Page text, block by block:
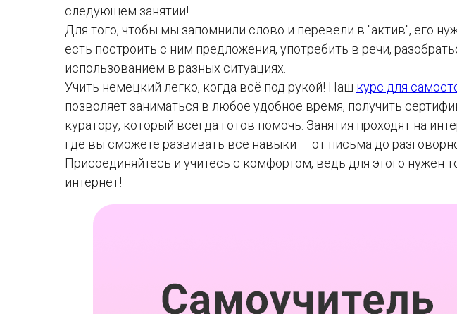
следующем занятии!
Для того, чтобы мы запомнили слово и перевели в "актив", его
есть построить с ним предложения, употребить в речи,
использованием в разных ситуациях.
Учить немецкий легко, когда всё под рукой! Наш курс для
позволяет заниматься в любое удобное время, получить
куратору, который всегда готов помочь. Занятия проходят на
где вы сможете развивать все навыки — от письма до
Присоединяйтесь и учитесь с комфортом, ведь для этого нужен
интернет!